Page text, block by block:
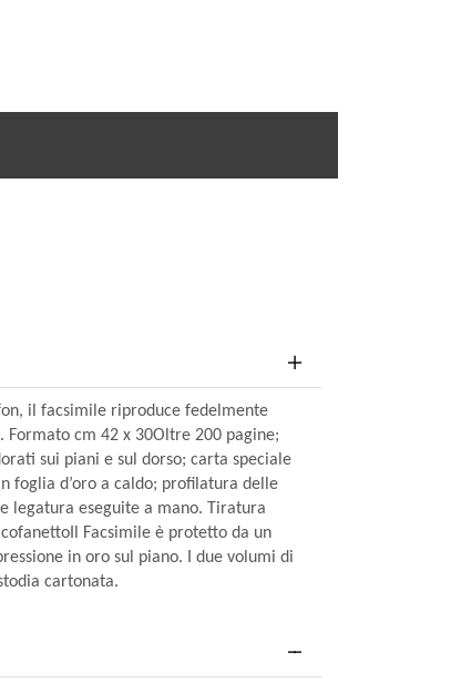
il facsimile riproduce fedelmente
cm 42 x 30Oltre 200 pagine;
sui piani e sul dorso; carta speciale
foglia d’oro a caldo; profilatura delle
legatura eseguite a mano. Tiratura
Facsimile è protetto da un
in oro sul piano. I due volumi di
cartonata.